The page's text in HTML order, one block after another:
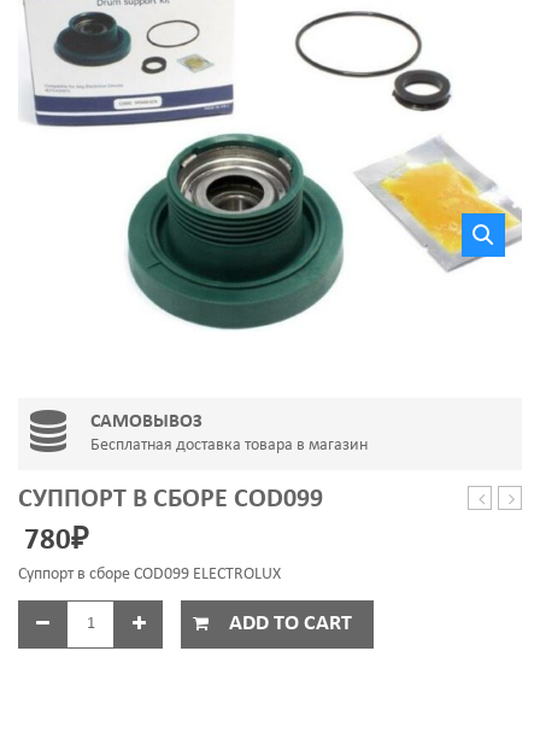
КОНТАКТЫ
САМОВЫВОЗ
Бесплатная доставка товара в магазин
СУППОРТ В СБОРЕ COD099
780₽
Суппорт в сборе COD099 ELECTROLUX
ADD TO CART